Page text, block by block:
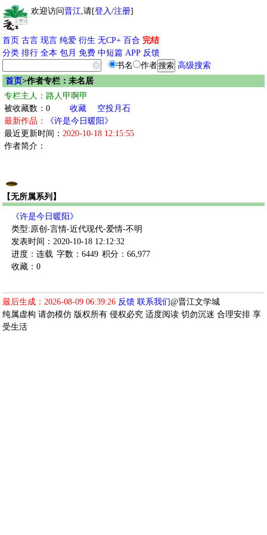
欢迎访问晋江,请[登入/注册]
首页 古言 现言 纯爱 衍生 无CP+ 百合 完结
分类 排行 全本 包月 免费 中短篇 APP 反馈
书名
作者
高级搜索
首页>作者专栏：未名居
专栏主人：路人甲啊甲
被收藏数：0
收藏
空投月石
最新作品：
《许是今日暖阳》
最近更新时间： 2020-10-18 12:15:55
作者简介：
【无所属系列】
《许是今日暖阳》
类型:原创-言情-近代现代-爱情-不明
发表时间：2020-10-18 12:12:32
进度：连载 字数：6449 积分：66,977
收藏：0
最后生成：2026-08-09 06:39:26 反馈 联系我们@晋江文学城
纯属虚构 请勿模仿 版权所有 侵权必究 适度阅读 切勿沉迷 合理安排 享
受生活